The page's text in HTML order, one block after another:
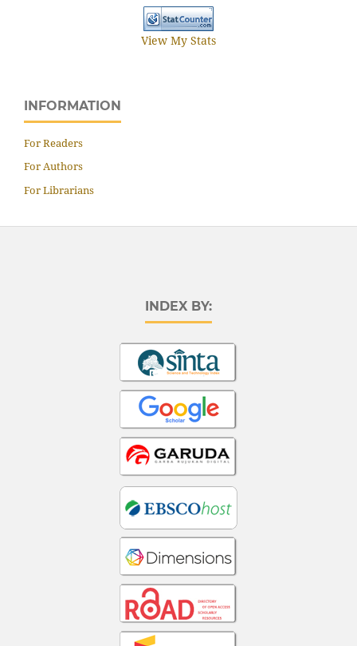
View My Stats
INFORMATION
For Readers
For Authors
For Librarians
INDEX BY: